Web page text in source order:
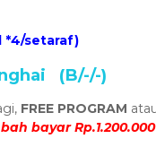
*4/setaraf)
(B/-/-)
FREE PROGRAM
bayar